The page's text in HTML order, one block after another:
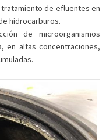
de efluentes en
hidrocarburos.
de microorganismos
en altas concentraciones,